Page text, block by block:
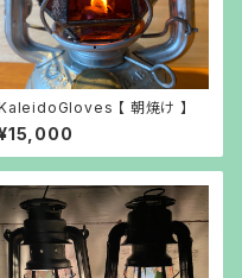
【 朝焼け 】